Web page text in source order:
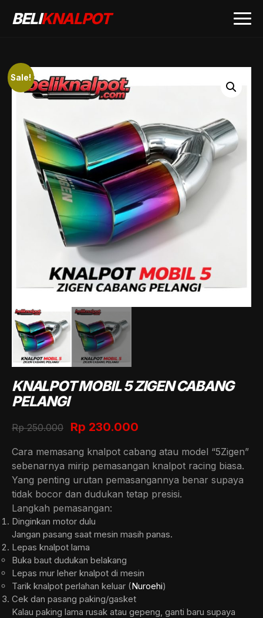
BELIKNALPOT
Sale!
KNALPOT MOBIL 5 ZIGEN CABANG
PELANGI
Rp250.000
Original
was:
Rp 250.000.
Rp 230.000
is:
Rp 230.000.
Cara memasang knalpot cabang atau model “5Zigen”
sebenarnya mirip pemasangan knalpot racing biasa.
Yang penting urutan pemasangannya benar supaya
tidak bocor dan dudukan tetap presisi.
Langkah pemasangan:
Dinginkan motor dulu
Jangan pasang saat mesin masih panas.
Lepas knalpot lama
Buka baut dudukan belakang
Lepas mur leher knalpot di mesin
Tarik knalpot perlahan keluar (Nuroehi)
Cek dan pasang paking/gasket
Kalau paking lama rusak atau gepeng, ganti baru supaya